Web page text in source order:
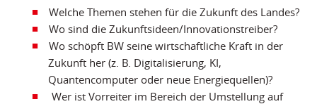
Welche Themen stehen für die Zukunft des Landes?
Wo sind die Zukunftsideen/Innovationstreiber?
Wo schöpft BW seine wirtschaftliche Kraft in der
Zukunft her (z. B. Digitalisierung, KI,
Quantencomputer oder neue Energiequellen)?
Wer ist Vorreiter im Bereich der Umstellung auf